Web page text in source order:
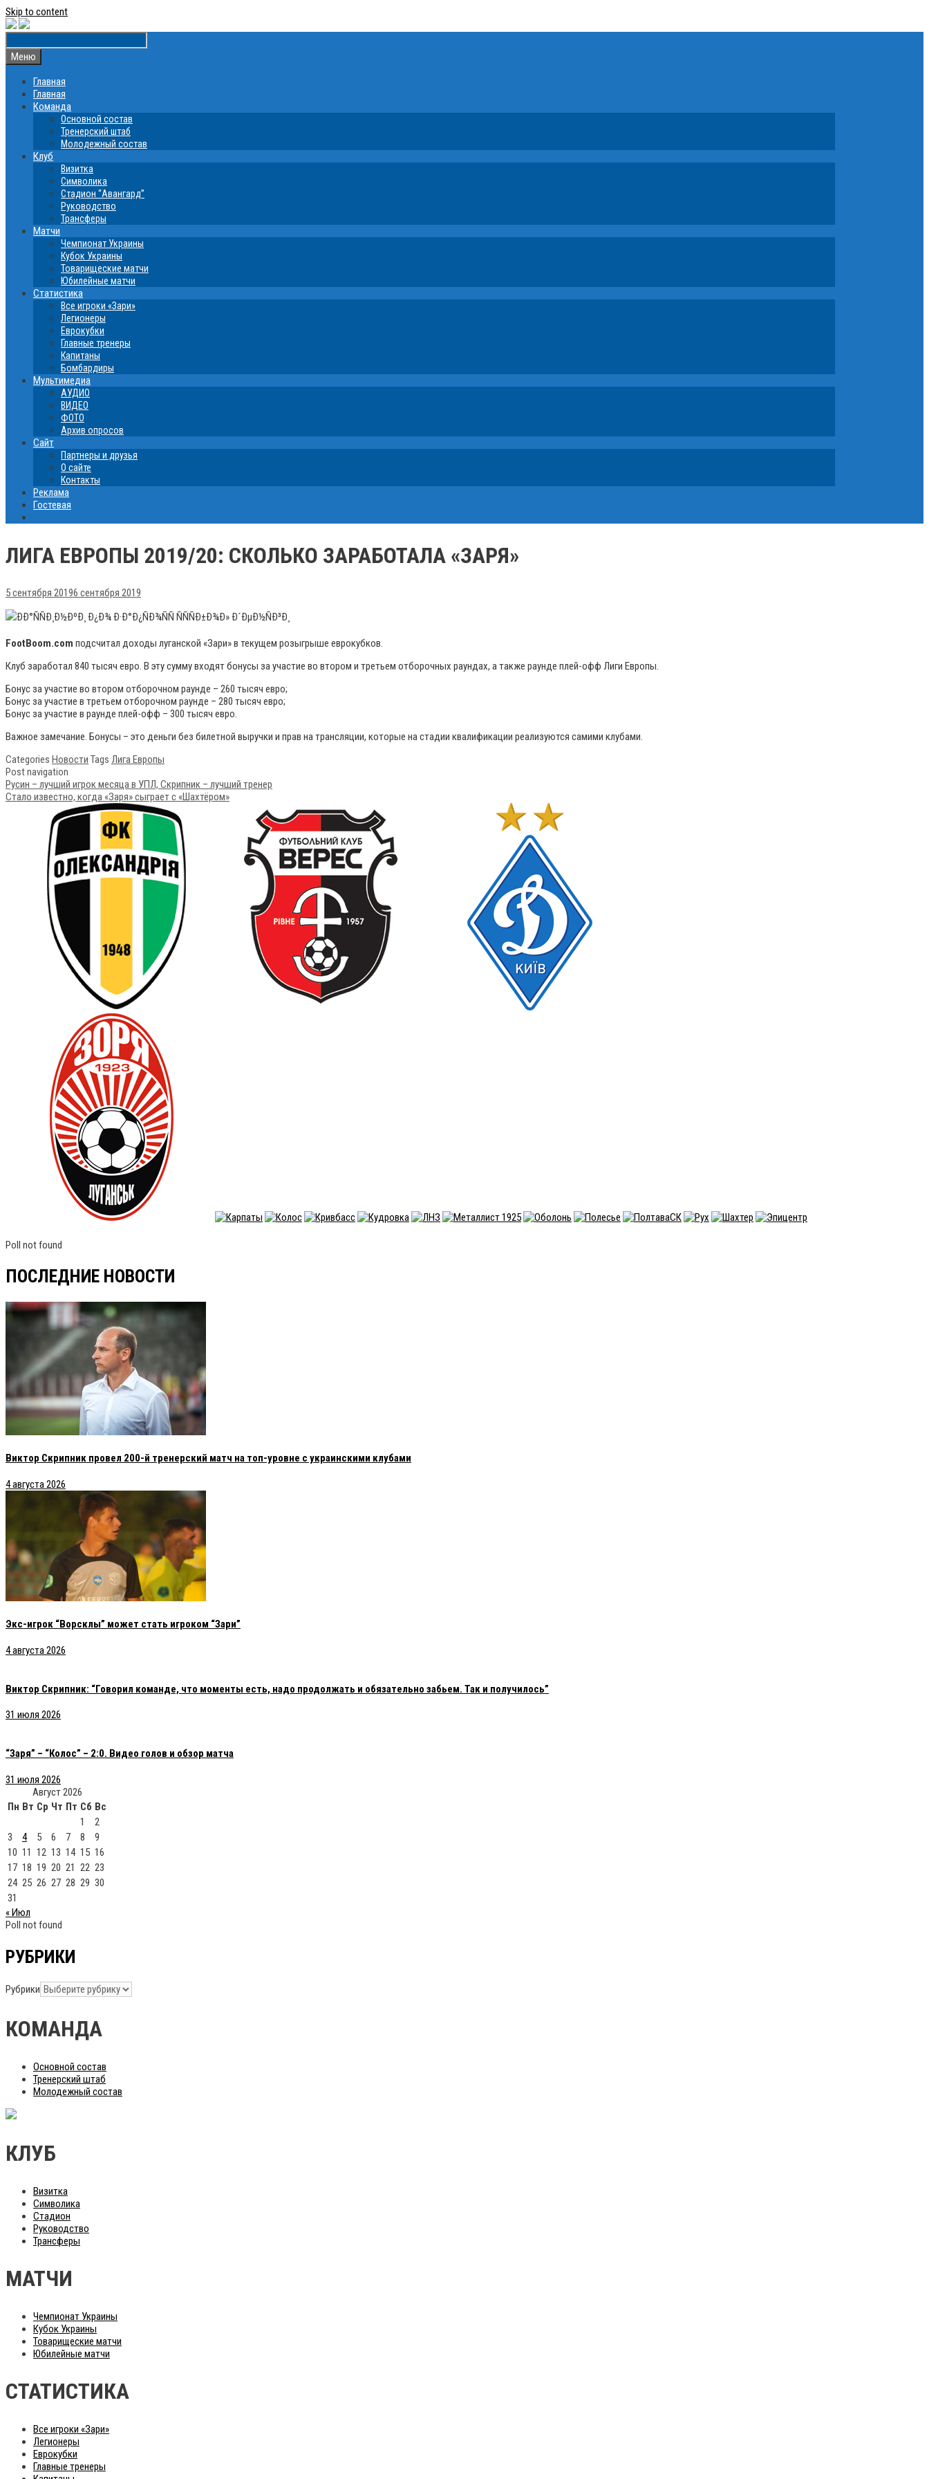
Skip to content
Меню
Главная
Главная
Команда
Основной состав
Тренерский штаб
Молодежный состав
Клуб
Визитка
Символика
Стадион “Авангард”
Руководство
Трансферы
Матчи
Чемпионат Украины
Кубок Украины
Товарищеские матчи
Юбилейные матчи
Статистика
Все игроки «Зари»
Легионеры
Еврокубки
Главные тренеры
Капитаны
Бомбардиры
Мультимедиа
АУДИО
ВИДЕО
ФОТО
Архив опросов
Сайт
Партнеры и друзья
О сайте
Контакты
Реклама
Гостевая
ЛИГА ЕВРОПЫ 2019/20: CКОЛЬКО ЗАРАБОТАЛА «ЗАРЯ»
5 сентября 20196 сентября 2019
FootBoom.com подсчитал доходы луганской «Зари» в текущем розыгрыше еврокубков.
Клуб заработал 840 тысяч евро. В эту сумму входят бонусы за участие во втором и третьем отборочных раундах, а также раунде плей-офф Лиги Европы.
Бонус за участие во втором отборочном раунде – 260 тысяч евро;
Бонус за участие в третьем отборочном раунде – 280 тысяч евро;
Бонус за участие в раунде плей-офф – 300 тысяч евро.
Важное замечание. Бонусы – это деньги без билетной выручки и прав на трансляции, которые на стадии квалификации реализуются самими клубами.
Categories Новости Tags Лига Европы
Post navigation
Русин – лучший игрок месяца в УПЛ, Скрипник – лучший тренер
Стало известно, когда «Заря» сыграет с «Шахтёром»
Poll not found
ПОСЛЕДНИЕ НОВОСТИ
Виктор Скрипник провел 200-й тренерский матч на топ-уровне с украинскими клубами
4 августа 2026
Экс-игрок “Ворсклы” может стать игроком “Зари”
4 августа 2026
Виктор Скрипник: “Говорил команде, что моменты есть, надо продолжать и обязательно забьем. Так и получилось”
31 июля 2026
“Заря” – “Колос” – 2:0. Видео голов и обзор матча
31 июля 2026
Август 2026
Пн Вт Ср Чт Пт Сб Вс
1
2
3
4 5 6 7 8
9
10 11 12 13 14 15 16
17 18 19 20 21 22 23
24 25 26 27 28 29 30
31
« Июл
Poll not found
РУБРИКИ
Рубрики
КОМАНДА
Основной состав
Тренерский штаб
Молодежный состав
КЛУБ
Визитка
Символика
Стадион
Руководство
Трансферы
МАТЧИ
Чемпионат Украины
Кубок Украины
Товарищеские матчи
Юбилейные матчи
СТАТИСТИКА
Все игроки «Зари»
Легионеры
Еврокубки
Главные тренеры